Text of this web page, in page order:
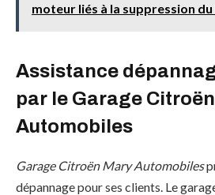
moteur liés à la suppression du
Assistance
par le Garage
Automobiles
Garage Citroën Mary Automobiles
dépannage pour ses clients. Le